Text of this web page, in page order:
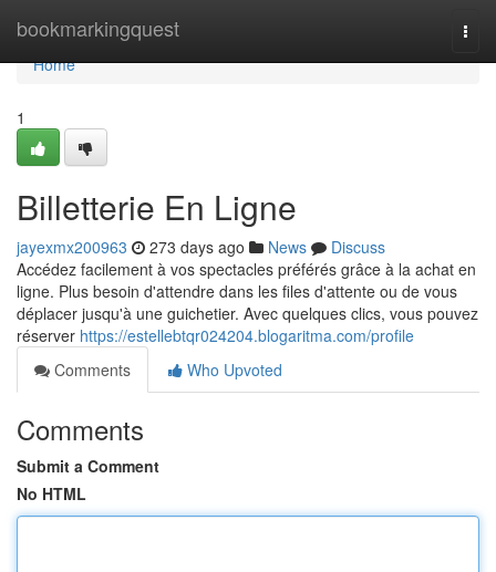
bookmarkingquest
Home
Home
1
Billetterie En Ligne
jayexmx200963 273 days ago News
Discuss
Accédez facilement à vos spectacles préférés grâce à la achat en
ligne. Plus besoin d'attendre dans les files d'attente ou de vous
déplacer jusqu'à une guichetier. Avec quelques clics, vous pouvez
réserver https://estellebtqr024204.blogaritma.com/profile
Comments
Who Upvoted
Comments
Submit a Comment
No HTML